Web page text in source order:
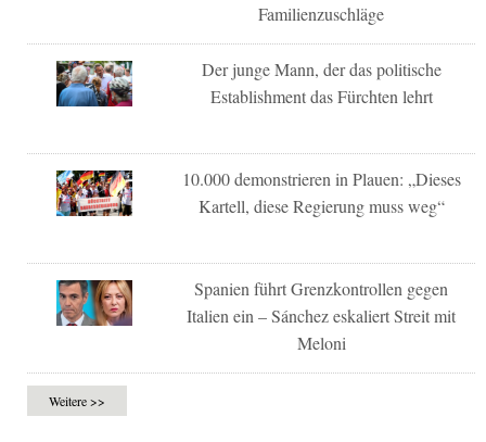
Familienzuschläge
Der junge Mann, der das politische
Establishment das Fürchten lehrt
10.000 demonstrieren in Plauen: „Dieses
Kartell, diese Regierung muss weg“
Spanien führt Grenzkontrollen gegen
Italien ein – Sánchez eskaliert Streit mit
Meloni
Weitere >>